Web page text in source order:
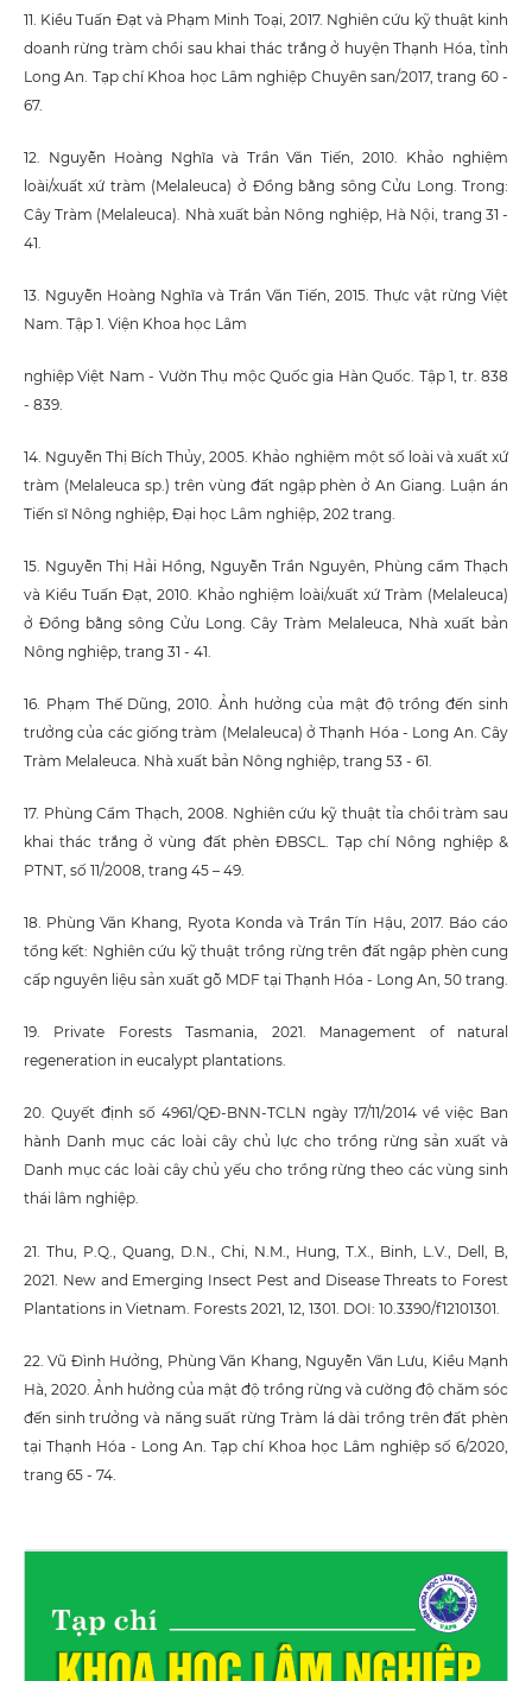
11. Kiều Tuấn Đạt và Phạm Minh Toại, 2017. Nghiên cứu kỹ thuật kinh
doanh rừng tràm chồi sau khai thác trắng ở huyện Thạnh Hóa, tỉnh
Long An. Tạp chí Khoa học Lâm nghiệp Chuyên san/2017, trang 60 -
67.
12. Nguyễn Hoàng Nghĩa và Trần Văn Tiến, 2010. Khảo nghiệm
loài/xuất xứ tràm (Melaleuca) ở Đồng bằng sông Cửu Long. Trong:
Cây Tràm (Melaleuca). Nhà xuất bản Nông nghiệp, Hà Nội, trang 31 -
41.
13. Nguyễn Hoàng Nghĩa và Trần Văn Tiến, 2015. Thực vật rừng Việt
Nam. Tập 1. Viện Khoa học Lâm
nghiệp Việt Nam - Vườn Thụ mộc Quốc gia Hàn Quốc. Tập 1, tr. 838
- 839.
14. Nguyễn Thị Bích Thủy, 2005. Khảo nghiệm một số loài và xuất xứ
tràm (Melaleuca sp.) trên vùng đất ngập phèn ở An Giang. Luận án
Tiến sĩ Nông nghiệp, Đại học Lâm nghiệp, 202 trang.
15. Nguyễn Thị Hải Hồng, Nguyễn Trần Nguyên, Phùng cẩm Thạch
và Kiều Tuấn Đạt, 2010. Khảo nghiệm loài/xuất xứ Tràm (Melaleuca)
ở Đồng bằng sông Cửu Long. Cây Tràm Melaleuca, Nhà xuất bản
Nông nghiệp, trang 31 - 41.
16. Phạm Thế Dũng, 2010. Ảnh hưởng của mật độ trồng đến sinh
trưởng của các giống tràm (Melaleuca) ở Thạnh Hóa - Long An. Cây
Tràm Melaleuca. Nhà xuất bản Nông nghiệp, trang 53 - 61.
17. Phùng Cẩm Thạch, 2008. Nghiên cứu kỹ thuật tỉa chồi tràm sau
khai thác trắng ở vùng đất phèn ĐBSCL. Tạp chí Nông nghiệp &
PTNT, số 11/2008, trang 45 – 49.
18. Phùng Văn Khang, Ryota Konda và Trần Tín Hậu, 2017. Báo cáo
tổng kết: Nghiên cứu kỹ thuật trồng rừng trên đất ngập phèn cung
cấp nguyên liệu sản xuất gỗ MDF tại Thạnh Hóa - Long An, 50 trang.
19. Private Forests Tasmania, 2021. Management of natural
regeneration in eucalypt plantations.
20. Quyết định số 4961/QĐ-BNN-TCLN ngày 17/11/2014 về việc Ban
hành Danh mục các loài cây chủ lực cho trồng rừng sản xuất và
Danh mục các loài cây chủ yếu cho trồng rừng theo các vùng sinh
thái lâm nghiệp.
21. Thu, P.Q., Quang, D.N., Chi, N.M., Hung, T.X., Binh, L.V., Dell, B,
2021. New and Emerging Insect Pest and Disease Threats to Forest
Plantations in Vietnam. Forests 2021, 12, 1301. DOI: 10.3390/f12101301.
22. Vũ Đình Hưởng, Phùng Văn Khang, Nguyễn Văn Lưu, Kiều Mạnh
Hà, 2020. Ảnh hưởng của mật độ trồng rừng và cường độ chăm sóc
đến sinh trưởng và năng suất rừng Tràm lá dài trồng trên đất phèn
tại Thạnh Hóa - Long An. Tạp chí Khoa học Lâm nghiệp số 6/2020,
trang 65 - 74.